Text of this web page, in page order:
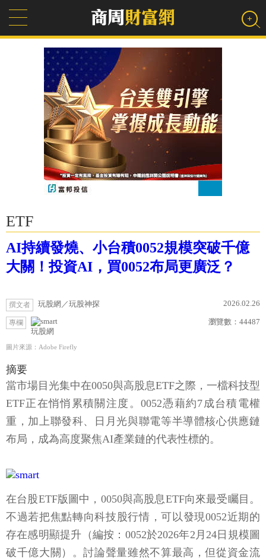
ETF
AI持續發燒、小台積0052規模突破千億
大關！投資AI，買0052布局更廣泛？
撰文者 玩股網／玩股神探 2026.02.26
專欄
玩股網
瀏覽數： 44487
圖片來源：Adobe Firefly
摘要
當市場目光集中在0050與高股息ETF之際，一檔科技型
ETF正在悄悄累積關注度。0052憑藉約7成台積電權
重，加上聯發科、日月光與聯電等半導體核心供應鏈
布局，成為高度聚焦AI產業鏈的代表性標的。
在台股ETF版圖中，0050與高股息ETF向來最受矚目。
不過若把焦點轉向科技股行情，可以發現0052近期的
存在感明顯提升（編按：0052於2026年2月24日規模圖
破千億大關）。討論聲量雖然不算最高，但從資金流